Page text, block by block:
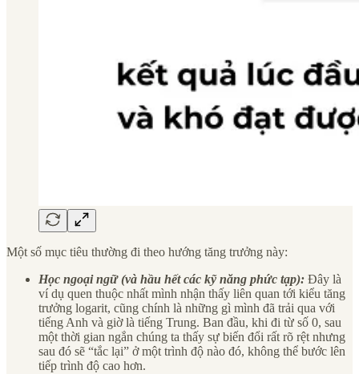
Một số mục tiêu thường đi theo hướng tăng trưởng này:
Học ngoại ngữ (và hầu hết các kỹ năng phức tạp): Đây là
ví dụ quen thuộc nhất mình nhận thấy liên quan tới kiểu tăng
trưởng logarit, cũng chính là những gì mình đã trải qua với
tiếng Anh và giờ là tiếng Trung. Ban đầu, khi đi từ số 0, sau
một thời gian ngắn chúng ta thấy sự biến đổi rất rõ rệt nhưng
sau đó sẽ “tắc lại” ở một trình độ nào đó, không thể bước lên
tiếp trình độ cao hơn.